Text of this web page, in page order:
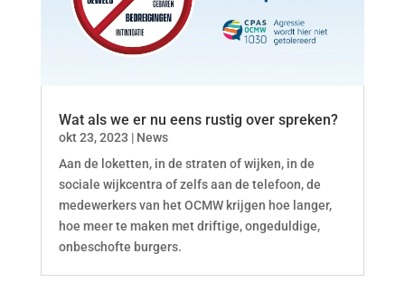
Wat als we er nu eens rustig over spreken?
okt 23, 2023 | News
Aan de loketten, in de straten of wijken, in de
sociale wijkcentra of zelfs aan de telefoon, de
medewerkers van het OCMW krijgen hoe langer,
hoe meer te maken met driftige, ongeduldige,
onbeschofte burgers.